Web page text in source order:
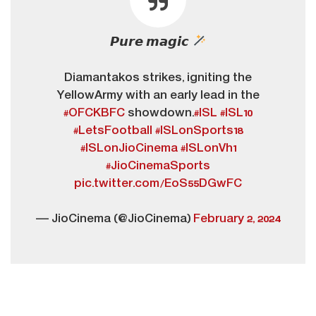
𝙋𝙪𝙧𝙚 𝙢𝙖𝙜𝙞𝙘
Diamantakos strikes, igniting the
YellowArmy with an early lead in the
#OFCKBFC showdown.#ISL #ISL10
#LetsFootball
#ISLonSports18
#ISLonJioCinema #ISLonVh1
#JioCinemaSports
pic.twitter.com/EoS55DGwFC
— JioCinema (@JioCinema) February 2, 2024